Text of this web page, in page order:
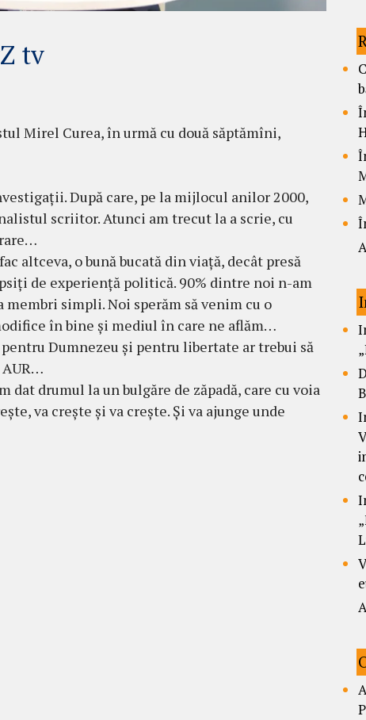
tv
Mirel Curea, în urmă cu două săptămîni,
După care, pe la mijlocul anilor 2000,
scriitor. Atunci am trecut la a scrie, cu
altceva, o bună bucată din viață, decât presă
de experiență politică. 90% dintre noi n-am
simpli. Noi sperăm să venim cu o
în bine și mediul în care ne aflăm…
Dumnezeu și pentru libertate ar trebui să
dat drumul la un bulgăre de zăpadă, care cu voia
va crește și va crește. Și va ajunge unde